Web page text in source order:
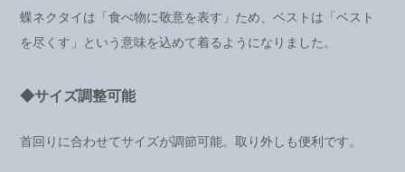
蝶ネクタイは「食べ物に敬意を表す」ため、ベストは「ベスト
を尽くす」という意味を込めて着るようになりました。
◆サイズ調整可能
首回りに合わせてサイズが調節可能。取り外しも便利です。